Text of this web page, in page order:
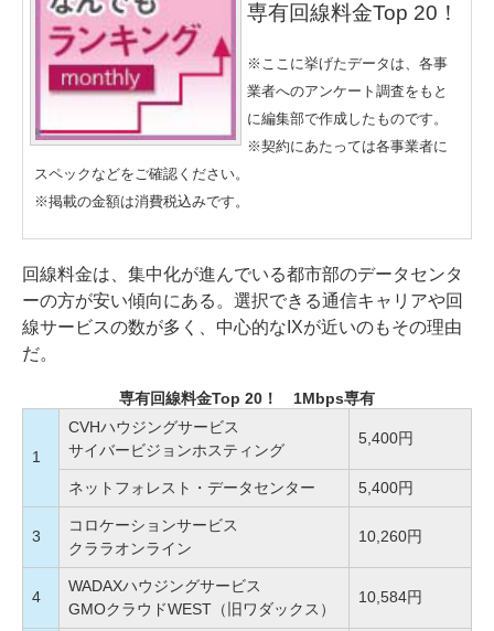
専有回線料金Top 20！
※ここに挙げたデータは、各事
業者へのアンケート調査をもと
に編集部で作成したものです。
※契約にあたっては各事業者に
スペックなどをご確認ください。
※掲載の金額は消費税込みです。
回線料金は、集中化が進んでいる都市部のデータセンタ
ーの方が安い傾向にある。選択できる通信キャリアや回
線サービスの数が多く、中心的なIXが近いのもその理由
だ。
専有回線料金Top 20！ 1Mbps専有
1
CVHハウジングサービス
サイバービジョンホスティング
5,400円
ネットフォレスト・データセンター 5,400円
3
コロケーションサービス
クララオンライン
10,260円
4
WADAXハウジングサービス
GMOクラウドWEST（旧ワダックス）
10,584円